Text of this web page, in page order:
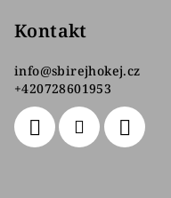
Kontakt
info@sbirejhokej.cz
+420728601953